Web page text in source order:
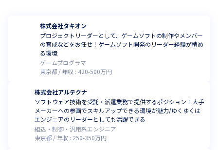
株式会社タキオン
プロジェクトリーダーとして、ゲームソフトの制作やメンバー
の育成などをお任せ！ゲームソフト開発のリーダー経験が積め
る環境
ゲームプログラマ
東京都
年収 : 420-500万円
株式会社アルテクナ
ソフトウェア技術を受託・派遣業務で提供するポジション！大手
メーカーへの参画でスキルアップできる環境が魅力/ゆくゆくは
エンジニアのリーダーとしても活躍できる
組込・制御・汎用系エンジニア
東京都
年収 : 250-350万円